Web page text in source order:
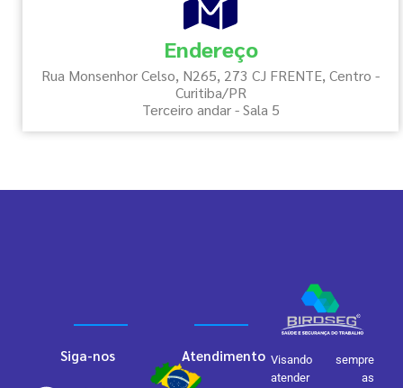
Endereço
Rua Monsenhor Celso, N265, 273 CJ FRENTE, Centro -
Curitiba/PR
Terceiro andar - Sala 5
Visando sempre
atender as
Atendimento
Siga-nos